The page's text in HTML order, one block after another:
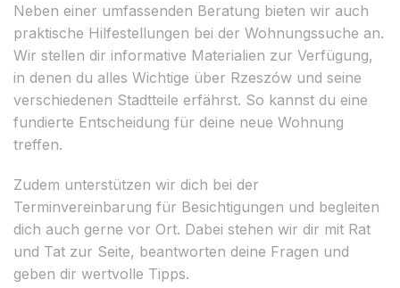
Neben einer umfassenden Beratung bieten wir auch
praktische Hilfestellungen bei der Wohnungssuche an.
Wir stellen dir informative Materialien zur Verfügung,
in denen du alles Wichtige über Rzeszów und seine
verschiedenen Stadtteile erfährst. So kannst du eine
fundierte Entscheidung für deine neue Wohnung
treffen.
Zudem unterstützen wir dich bei der
Terminvereinbarung für Besichtigungen und begleiten
dich auch gerne vor Ort. Dabei stehen wir dir mit Rat
und Tat zur Seite, beantworten deine Fragen und
geben dir wertvolle Tipps.